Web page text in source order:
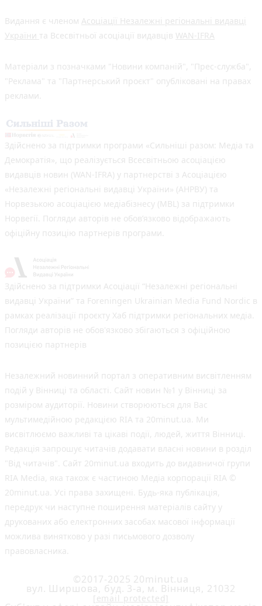
Видання є членом Асоціації Незалежні регіональні видавці
України та Всесвітньої асоціації видавців WAN-IFRA
Матеріали з позначками "Новини компаній", "Прес-служба",
"Реклама" та "Партнерський проєкт" опубліковані на правах
реклами.
Здійснено за підтримки програми «Сильніші разом: Медіа та
Демократія», що реалізується Всесвітньою асоціацією
видавців новин (WAN-IFRA) у партнерстві з Асоціацією
«Незалежні регіональні видавці України» (АНРВУ) та
Норвезькою асоціацією медіабізнесу (MBL) за підтримки
Норвегії. Погляди авторів не обов’язково відображають
офіційну позицію партнерів програми.
Здійснено за підтримки Асоціації “Незалежні регіональні
видавці України” та Foreningen Ukrainian Media Fund Nordic в
рамках реалізації проєкту Хаб підтримки регіональних медіа.
Погляди авторів не обов'язково збігаються з офіційною
позицією партнерів
Незалежний новинний портал з оперативним висвітленням
подій у Вінниці та області. Сайт новин №1 у Вінниці за
розміром аудиторії. Новини створюються для Вас
мультимедійною редакцією RIA та 20minut.ua. Ми
висвітлюємо важливі та цікаві події, людей, життя Вінниці.
Редакція запрошує читачів додавати власні новини в розділ
"Від читачів". Сайт 20minut.ua входить до видавничої групи
RIA Media, яка також є частиною Медіа корпорації RIA ©
20minut.ua. Усі права захищені. Будь-яка публiкацiя,
передрук чи наступне поширення матеріалів сайту у
друкованих або електронних засобах масової інформації
можлива винятково у разі письмового дозволу
правовласника.
©2017-2025 20minut.ua
вул. Ширшова, буд. 3-а, м. Вінниця, 21032
[email protected]